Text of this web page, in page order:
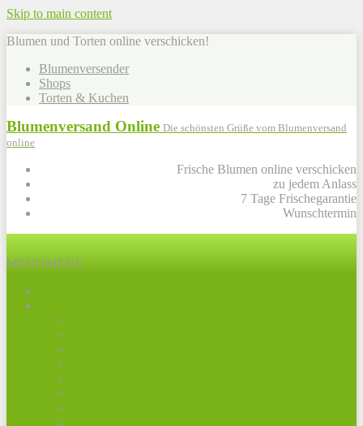
Skip to main content
Blumen und Torten online verschicken!
Blumenversender
Shops
Torten & Kuchen
Blumenversand Online Die schönsten Grüße vom Blumenversand
online
Frische Blumen online verschicken
zu jedem Anlass
7 Tage Frischegarantie
Wunschtermin
MENUMENU